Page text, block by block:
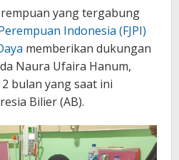
yang tergabung
Indonesia (FJPI)
memberikan dukungan
Naura Ufaira Hanum,
bulan yang saat ini
Bilier (AB).